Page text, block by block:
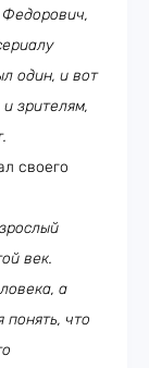
один, и вот
зрителям,
своего
век.
а
понять, что